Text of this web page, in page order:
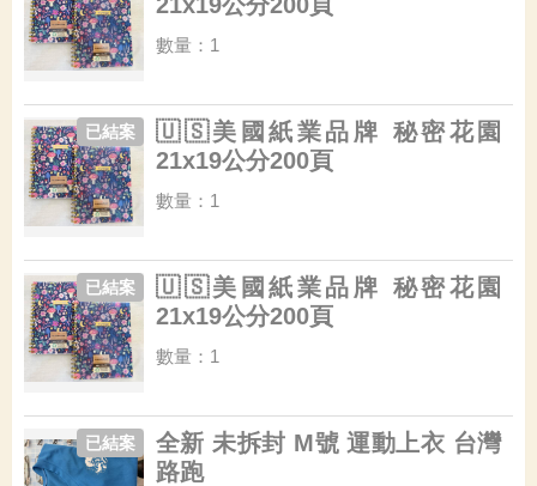
數量：1
🇺🇸美國紙業品牌 秘密花園
21x19公分200頁
已結案
數量：1
🇺🇸美國紙業品牌 秘密花園
21x19公分200頁
已結案
數量：1
全新 未拆封 M號 運動上衣 台灣
路跑
已結案